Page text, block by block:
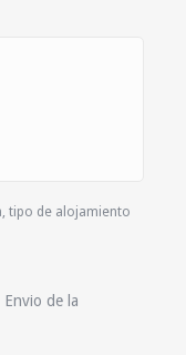
tipo de alojamiento
de la